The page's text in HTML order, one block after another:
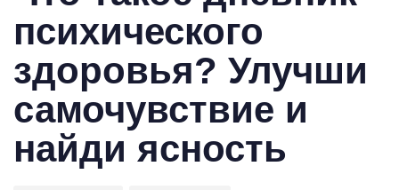
психического
здоровья? Улучши
самочувствие и
найди ясность